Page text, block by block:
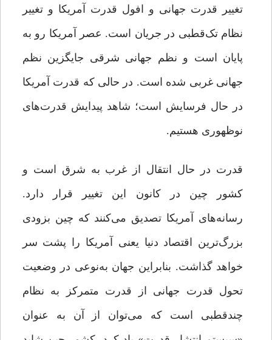
تغییر قدرت جهانی و افول قدرت آمریکا و تغییر
نظام تک‌قطبی در جریان است. عصر آمریکا رو به
پایان است و نظم جهانی شرقی جایگزین نظم
جهانی غربی شده است. در حالی که قدرت آمریکا
در حال فرسایش است؛ شاهد پیدایش قدرت‌های
نوظهوری هستیم.
قدرت در حال انتقال از غرب به شرق است و
کشور چین در کانون این تغییر قرار دارد.
رسانه‌های آمریکا تصدیق می‌کنند که چین بزودی
بزرگ‌ترین اقتصاد دنیا یعنی آمریکا را پشت سر
خواهد گذاشت. بنابراین جهان به‌نوعی در وضعیت
تحول قدرت جهانی از قدرت متمرکز به نظام
چندقطبی است که می‌توان از آن به عنوان